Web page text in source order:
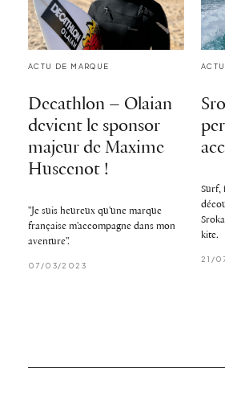
ACTU DE MARQUE
Decathlon – Olaian
devient le sponsor
majeur de Maxime
Huscenot !
"Je suis heureux qu'une marque
française m'accompagne dans mon
aventure".
07/03/2023
Surf,
kite.
21/